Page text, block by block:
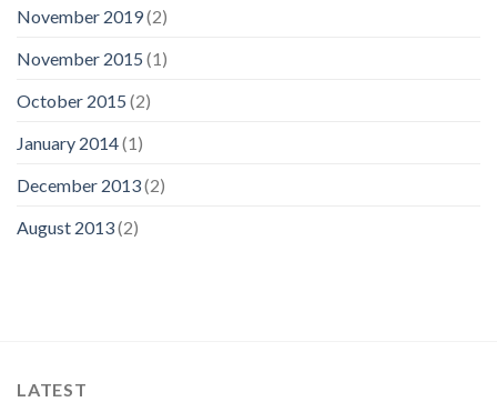
November 2019(2)
November 2015 (1)
October 2015 (2)
January 2014(1)
December 2013(2)
August 2013(2)
LATEST